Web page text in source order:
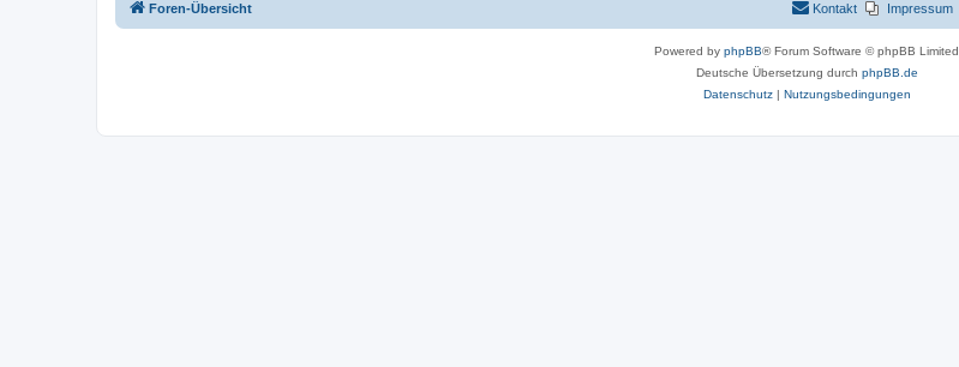
Foren-Übersicht Impressum
Kontakt
Powered by phpBB® Forum Software © phpBB Limited
Deutsche Übersetzung durch phpBB.de
Datenschutz| Nutzungsbedingungen